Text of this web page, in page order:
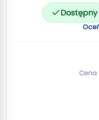
Dostępny